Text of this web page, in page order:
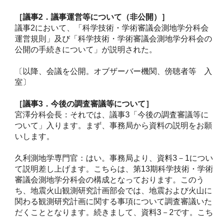
［議事2 ．議事運営等について（非公開）］
議事2において、「科学技術・学術審議会測地学分科会
運営規則」及び「科学技術・学術審議会測地学分科会の
公開の手続きについて」が説明された。
〔以降、会議を公開。オブザーバー機関、傍聴者等 入
室〕
［議事3 ．今後の調査審議等について］
宮澤分科会長：それでは、議事3「今後の調査審議等に
ついて」入ります。まず、事務局から資料の説明をお願
いします。
久利測地学専門官：はい。事務局より、資料3－1につい
て説明差し上げます。こちらは、第13期科学技術・学術
審議会測地学分科会の構成となっております。このう
ち、地震火山観測研究計画部会では、地震および火山に
関わる観測研究計画に関する事項について調査審議いた
だくこととなります。続きまして、資料3－2です。こち